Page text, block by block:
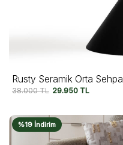
Rusty Seramik Orta Sehpa
38.000TL 29.950 TL
%19 İndirim